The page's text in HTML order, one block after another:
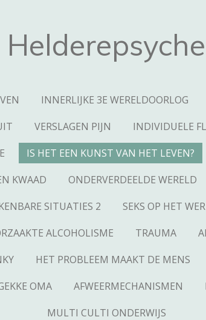
Helderepsyche
INNERLIJKE 3E WERELDOORLOG
VERSLAGEN PIJN
INDIVIDUELE
IS HET EEN KUNST VAN HET LEVEN?
KWAAD ONDERVERDEELDE WERELD
SITUATIES 2 SEKS OP HET
ALCOHOLISME TRAUMA
HET PROBLEEM MAAKT DE MENS
OMA AFWEERMECHANISMEN
MULTI CULTI ONDERWIJS